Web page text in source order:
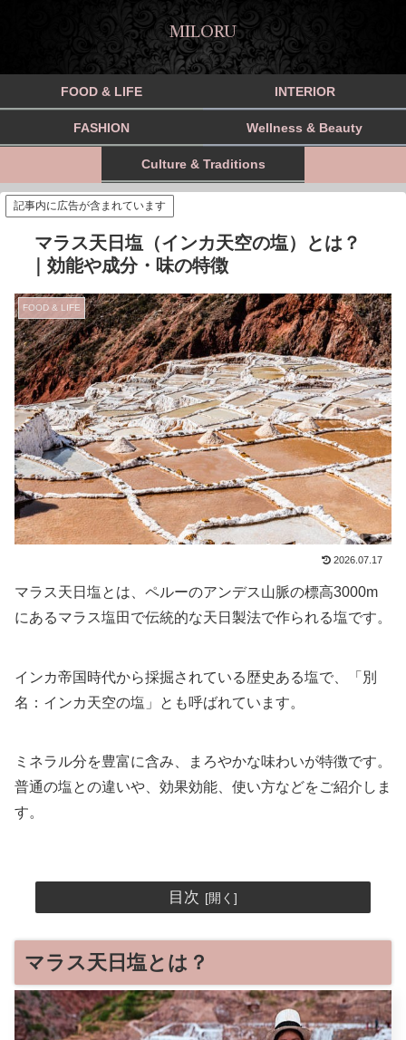
MILORU
FOOD & LIFE INTERIOR
FASHION Wellness & Beauty
Culture & Traditions
記事内に広告が含まれています
マラス天日塩（インカ天空の塩）とは？
｜効能や成分・味の特徴
FOOD & LIFE
2026.07.17
マラス天日塩とは、ペルーのアンデス山脈の標高3000m
にあるマラス塩田で伝統的な天日製法で作られる塩です。
インカ帝国時代から採掘されている歴史ある塩で、「別
名：インカ天空の塩」とも呼ばれています。
ミネラル分を豊富に含み、まろやかな味わいが特徴です。
普通の塩との違いや、効果効能、使い方などをご紹介しま
す。
目次
マラス天日塩とは？